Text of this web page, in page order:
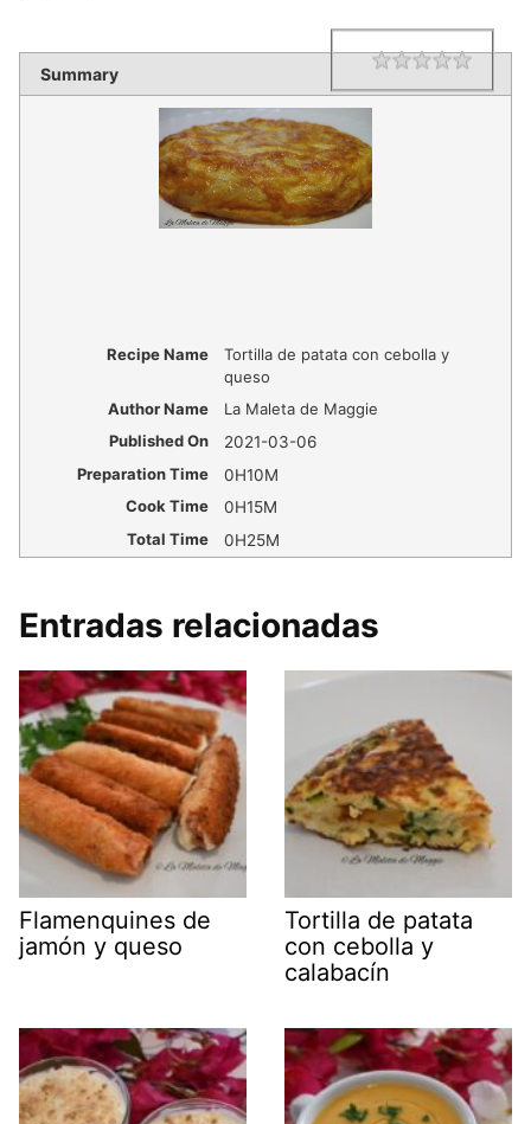
Summary Rating
Recipe Name
Tortilla de patata con cebolla y
queso
Author Name
La Maleta de Maggie
Published On
2021-03-06
Preparation Time
0H10M
Cook Time
0H15M
Total Time
0H25M
Entradas relacionadas
Flamenquines de
jamón y queso
Tortilla de patata
con cebolla y
calabacín